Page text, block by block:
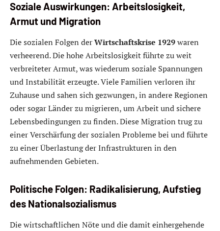
Soziale Auswirkungen: Arbeitslosigkeit,
Armut und Migration
Die sozialen Folgen derWirtschaftskrise 1929waren
verheerend. Die hohe Arbeitslosigkeit führte zu weit
verbreiteter Armut, was wiederum soziale Spannungen
und Instabilität erzeugte. Viele Familien verloren ihr
Zuhause und sahen sich gezwungen, in andere Regionen
oder sogar Länder zu migrieren, um Arbeit und sichere
Lebensbedingungen zu finden. Diese Migration trug zu
einer Verschärfung der sozialen Probleme bei und führte
zu einer Überlastung der Infrastrukturen in den
aufnehmenden Gebieten.
Politische Folgen: Radikalisierung, Aufstieg
des Nationalsozialismus
Die wirtschaftlichen Nöte und die damit einhergehende